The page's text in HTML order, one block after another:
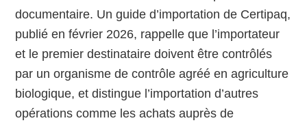
documentaire. Un guide d’importation de Certipaq,
publié en février 2026, rappelle que l’importateur
et le premier destinataire doivent être contrôlés
par un organisme de contrôle agréé en agriculture
biologique, et distingue l’importation d’autres
opérations comme les achats auprès de